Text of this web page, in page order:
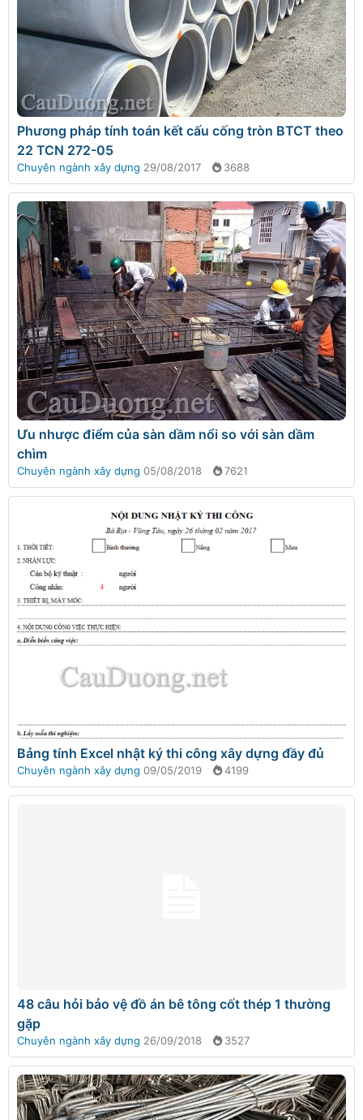
Phương pháp tính toán kết cấu cống tròn BTCT theo
22 TCN 272-05
Chuyên ngành xây dựng 29/08/2017 3688
Ưu nhược điểm của sàn dầm nổi so với sàn dầm
chìm
Chuyên ngành xây dựng 05/08/2018 7621
Bảng tính Excel nhật ký thi công xây dựng đầy đủ
Chuyên ngành xây dựng 09/05/2019 4199
48 câu hỏi bảo vệ đồ án bê tông cốt thép 1 thường
gặp
Chuyên ngành xây dựng 26/09/2018 3527